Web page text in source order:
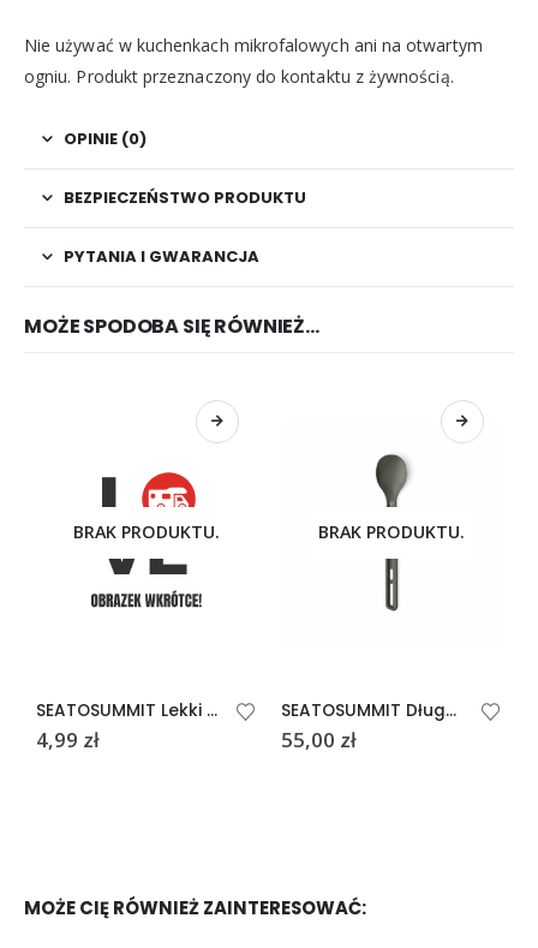
Nie używać w kuchenkach mikrofalowych ani na otwartym
ogniu. Produkt przeznaczony do kontaktu z żywnością.
OPINIE (0)
BEZPIECZEŃSTWO PRODUKTU
PYTANIA I GWARANCJA
MOŻE SPODOBA SIĘ RÓWNIEŻ…
BRAK PRODUKTU.
SEATOSUMMIT Lekki widelec kempingowy
4,99 zł
BRAK PRODUKTU.
SEATOSUMMIT Długa łyżka Frontier UL
55,00 zł
MOŻE CIĘ RÓWNIEŻ ZAINTERESOWAĆ: